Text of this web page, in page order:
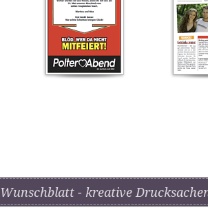
Wunschblatt - kreative